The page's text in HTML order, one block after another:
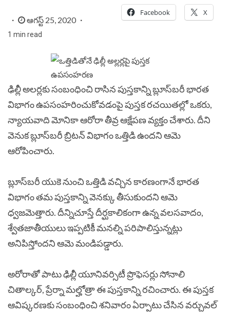
ఆగస్ట్ 25, 2020
1 min read
Facebook X
ఢిల్లీ అలర్లకు సంబంధించి రాసిన పుస్తకాన్ని బ్లూస్‌బరీ భారత
విభాగం ఉపసంహరించుకోవడంపై పుస్తక రచయితల్లో ఒకరు,
న్యాయవాది మోనికా ఆరోరా తీవ్ర ఆక్షేపణ వ్యక్తం చేశారు. దీని
వెనుక బ్లూస్‌బరీ బ్రిటన్‌ విభాగం ఒత్తిడి ఉందని ఆమె
ఆరోపించారు.
బ్లూస్‌బరీ యుకె నుంచి ఒత్తిడి వచ్చిన కారణంగానే భారత
విభాగం తమ పుస్తకాన్ని వెనక్కు తీసుకుందని ఆమె
ధ్వజమెత్తారు. దీన్నిచూస్తే దీర్ఘకాలికంగా ఉన్న వలసవాదం,
శ్వేతజాతీయులు ఇప్పటికీ మనల్ని పరిపాలిస్తున్నట్లు
అనిపిస్తోందని ఆమె మండిపడ్డారు.
అరోరాతో పాటు ఢిల్లీ యూనివర్సిటీ ప్రొఫెసర్లు సోనాలి
చితాల్కర్‌, ప్రేర్నా మల్హోత్రా ఈ పుస్తకాన్ని రచించారు. ఈ పుస్తక
ఆవిష్కరణకు సంబంధించి శనివారం ఏర్పాటు చేసిన వర్చువల్‌